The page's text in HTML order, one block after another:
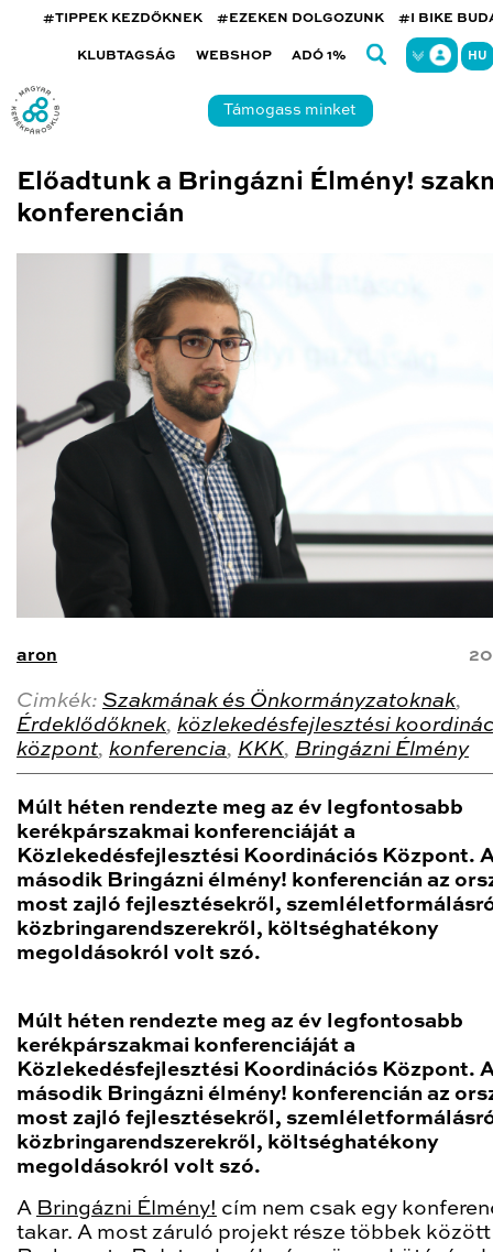
#TIPPEK KEZDŐKNEK #EZEKEN DOLGOZUNK #I BIKE
KLUBTAGSÁG WEBSHOP ADÓ 1% HU
Támogass minket
Előadtunk a Bringázni Élmény!
konferencián
aron
Cimkék: Szakmának és Önkormányzatoknak,
Érdeklődőknek, közlekedésfejlesztési
központ, konferencia, KKK, Bringázni Élmény
Múlt héten rendezte meg az év legfontosabb
kerékpárszakmai konferenciáját a
Közlekedésfejlesztési Koordinációs Központ.
második Bringázni élmény! konferencián az
most zajló fejlesztésekről,
közbringarendszerekről, költséghatékony
megoldásokról volt szó.
Múlt héten rendezte meg az év legfontosabb
kerékpárszakmai konferenciáját a
Közlekedésfejlesztési Koordinációs Központ.
második Bringázni élmény! konferencián az
most zajló fejlesztésekről,
közbringarendszerekről, költséghatékony
megoldásokról volt szó.
A Bringázni Élmény! cím nem csak egy
takar. A most záruló projekt része többek között